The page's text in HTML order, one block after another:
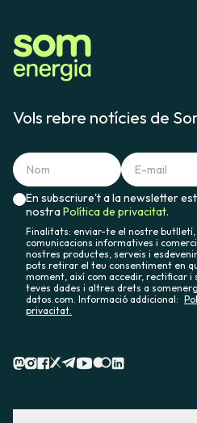
Vols rebre notícies de
En subscriure't a la newsletter
nostraPolítica de privacitat.
Finalitats: enviar-te el nostre butlletí,
comunicacions informatives i
nostres productes, serveis i
pots retirar el teu consentiment en
moment, així com accedir, rectificar i
teves dades i altres drets a
datos.com. Informació addicional:
privacitat.